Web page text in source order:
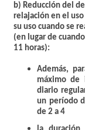
b) Reducción del
relajación en el
su uso cuando se
(en lugar de
11 horas):
Además,
máximo de
diario
un período
de 2 a 4